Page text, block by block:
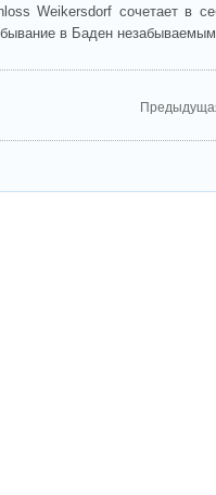
Weikersdorf сочетает в
в Баден